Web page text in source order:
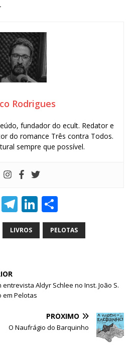
Rodrigues
fundador do ecult. Redator e
do romance Três contra Todos.
sempre que possível.
M T
el
e
m
Li
n
k
n
h
ar
LIVROS PELOTAS
Aldyr Schlee no Inst. João S.
em Pelotas
PRÓXIMO
O Naufrágio do Barquinho